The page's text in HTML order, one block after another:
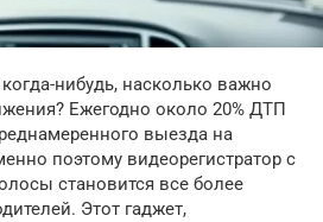
нибудь, насколько важно
Ежегодно около 20% ДТП
выезда на
поэтому видеорегистратор с
становится все более
Этот гаджет,